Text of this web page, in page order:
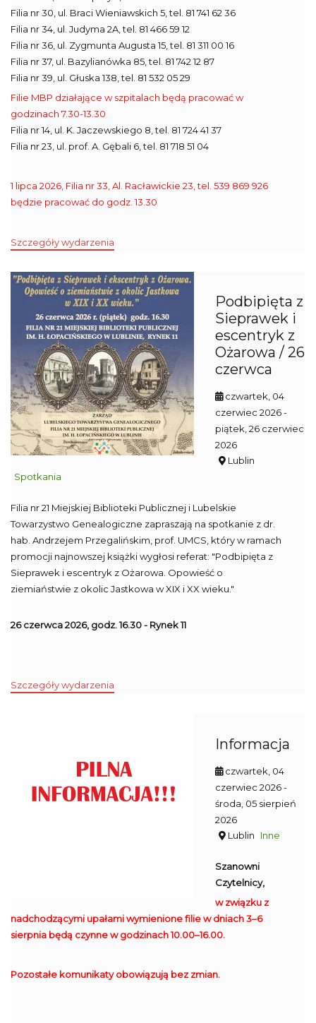
Filia nr 30, ul. Braci Wieniawskich 5, tel. 81 741 62 36
Filia nr 34, ul. Judyma 2A, tel. 81 466 59 12
Filia nr 36, ul. Zygmunta Augusta 15, tel. 81 311 00 16
Filia nr 37, ul. Bazylianówka 85, tel. 81 742 12 87
Filia nr 39, ul. Głuska 138, tel. 81 532 05 29
Filie MBP działające w szpitalach będą pracować w
godzinach 7.30-13.30
Filia nr 14, ul. K. Jaczewskiego 8, tel. 81 724 41 37
Filia nr 23, ul. prof. A. Gębali 6, tel. 81 718 51 04
1 lipca 2026, Filia nr 33, Al. Racławickie 23, tel. 539 869 926
będzie pracować do godz. 13.30
Szczegóły wydarzenia
Podbipięta z
Sieprawek i
escentryk z
Ożarowa / 26
czerwca
czwartek, 04
czerwiec 2026-
piątek, 26 czerwiec
2026
Lublin
Spotkania
Filia nr 21 Miejskiej Biblioteki Publicznej i Lubelskie
Towarzystwo Genealogiczne zapraszają na spotkanie z dr.
hab. Andrzejem Przegalińskim, prof. UMCS, który w ramach
promocji najnowszej książki wygłosi referat: "Podbipięta z
Sieprawek i escentryk z Ożarowa. Opowieść o
ziemiaństwie z okolic Jastkowa w XIX i XX wieku."
26 czerwca 2026, godz. 16.30 - Rynek 11
Szczegóły wydarzenia
Informacja
czwartek, 04
czerwiec 2026-
środa, 05 sierpień
2026
Lublin
Inne
Szanowni
Czytelnicy,
w związku z
nadchodzącymi upałami wymienione filie w dniach 3–6
sierpnia będą czynne w godzinach 10.00–16.00.
Pozostałe komunikaty obowiązują bez zmian.